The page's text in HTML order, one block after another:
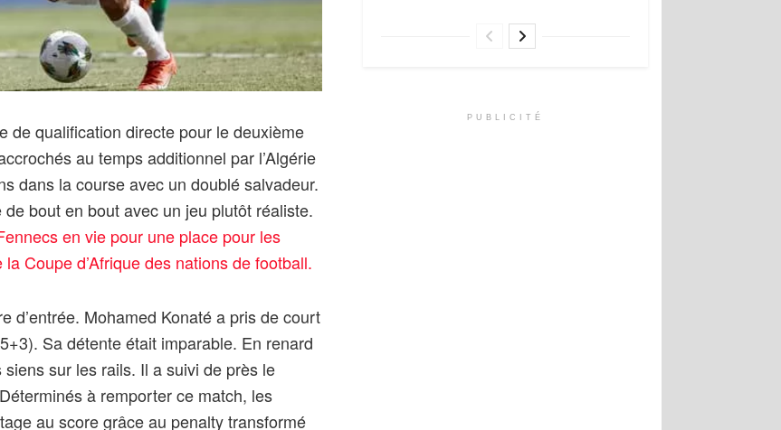
de qualification directe pour le deuxième
au temps additionnel par l’Algérie
dans la course avec un doublé salvadeur.
bout en bout avec un jeu plutôt réaliste.
en vie pour une place pour les
Coupe d’Afrique des nations de football.
d’entrée. Mohamed Konaté a pris de court
Sa détente était imparable. En renard
sur les rails. Il a suivi de près le
à remporter ce match, les
au score grâce au penalty transformé
PUBLICITÉ